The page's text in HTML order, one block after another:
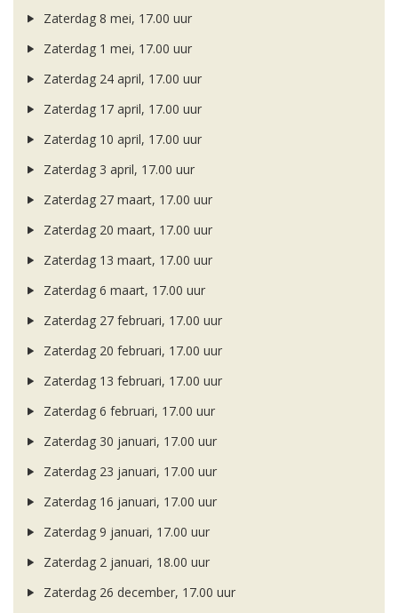
Zaterdag 8 mei, 17.00 uur
Zaterdag 1 mei, 17.00 uur
Zaterdag 24 april, 17.00 uur
Zaterdag 17 april, 17.00 uur
Zaterdag 10 april, 17.00 uur
Zaterdag 3 april, 17.00 uur
Zaterdag 27 maart, 17.00 uur
Zaterdag 20 maart, 17.00 uur
Zaterdag 13 maart, 17.00 uur
Zaterdag 6 maart, 17.00 uur
Zaterdag 27 februari, 17.00 uur
Zaterdag 20 februari, 17.00 uur
Zaterdag 13 februari, 17.00 uur
Zaterdag 6 februari, 17.00 uur
Zaterdag 30 januari, 17.00 uur
Zaterdag 23 januari, 17.00 uur
Zaterdag 16 januari, 17.00 uur
Zaterdag 9 januari, 17.00 uur
Zaterdag 2 januari, 18.00 uur
Zaterdag 26 december, 17.00 uur